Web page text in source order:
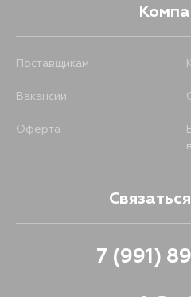
Поставщикам
Вакансии
Оферта
7 (991)